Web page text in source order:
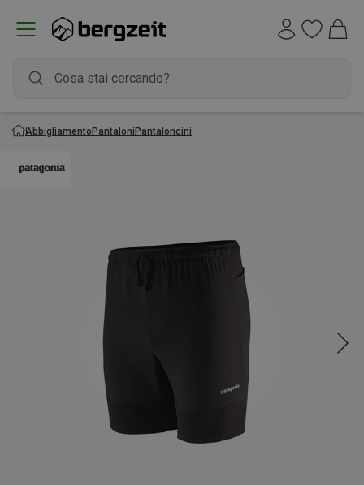
AbbigliamentoPantaloniPantaloncini